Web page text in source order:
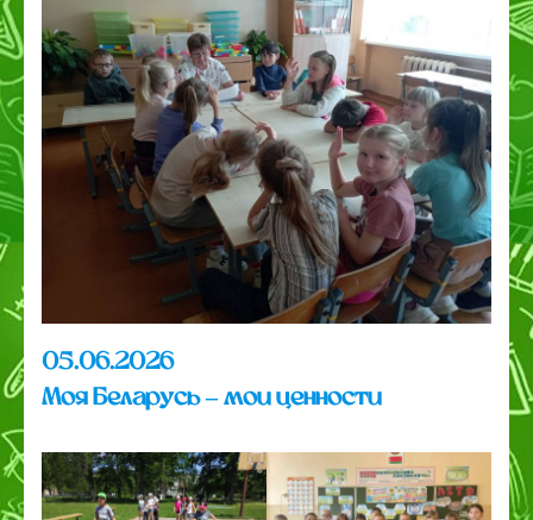
05.06.2026
Моя Беларусь – мои ценности